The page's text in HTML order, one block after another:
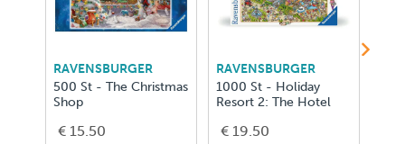
RAVENSBURGER
500 St - The Christmas
Shop
€ 15.50
RAVENSBURGER
1000 St - Holiday
Resort 2: The Hotel
€ 19.50